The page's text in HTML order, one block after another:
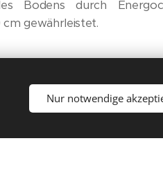
Bodens durch
gewährleistet.
Nur notwendige